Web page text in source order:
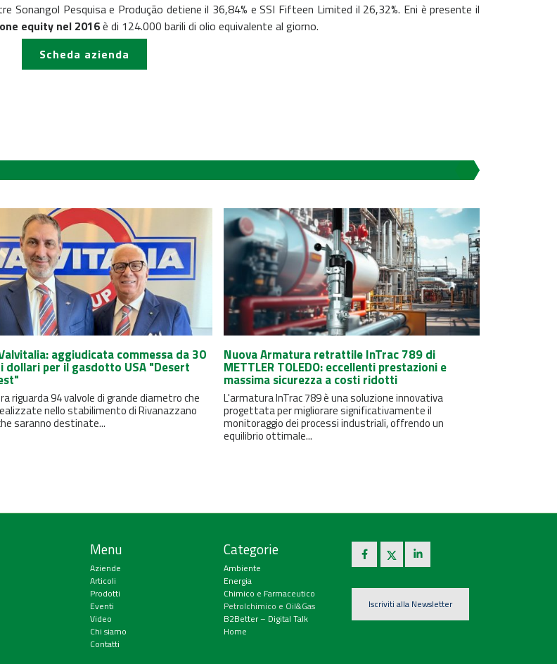
Sonangol Pesquisa e Produção detiene il 36,84% e SSI Fifteen Limited il 26,32%. Eni è presente il
equity nel 2016è di 124.000 barili di olio equivalente al giorno.
Scheda azienda
aggiudicata commessa da 30
dollari per il gasdotto USA "Desert
riguarda 94 valvole di grande diametro che
nello stabilimento di Rivanazzano
saranno destinate...
Nuova Armatura retrattile InTrac 789 di
METTLER TOLEDO: eccellenti prestazioni e
massima sicurezza a costi ridotti
L'armatura InTrac 789 è una soluzione innovativa
progettata per migliorare significativamente il
monitoraggio dei processi industriali, offrendo un
equilibrio ottimale...
Menu
Aziende
Articoli
Prodotti
Eventi
Video
Chi siamo
Contatti
Categorie
Ambiente
Energia
Chimico e Farmaceutico
Petrolchimico e Oil&Gas
B2Better – Digital Talk
Home
Iscriviti alla Newsletter